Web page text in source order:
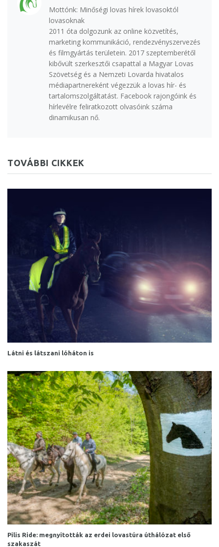
Mottónk: Minőségi lovas hírek lovasoktól
lovasoknak
2011 óta dolgozunk az online közvetítés,
marketing kommunikáció, rendezvényszervezés
és filmgyártás területein. 2017 szeptemberétől
kibővült szerkesztői csapattal a Magyar Lovas
Szövetség és a Nemzeti Lovarda hivatalos
médiapartnereként végezzük a lovas hír- és
tartalomszolgáltatást. Facebook rajongóink és
hírlevélre feliratkozott olvasóink száma
dinamikusan nő.
TOVÁBBI CIKKEK
Látni és látszani lóháton is
Pilis Ride: megnyitották az erdei lovastúra úthálózat első
szakaszát